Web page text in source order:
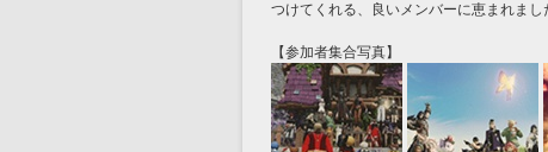
つけてくれる、良いメンバーに恵まれまし
【参加者集合写真】